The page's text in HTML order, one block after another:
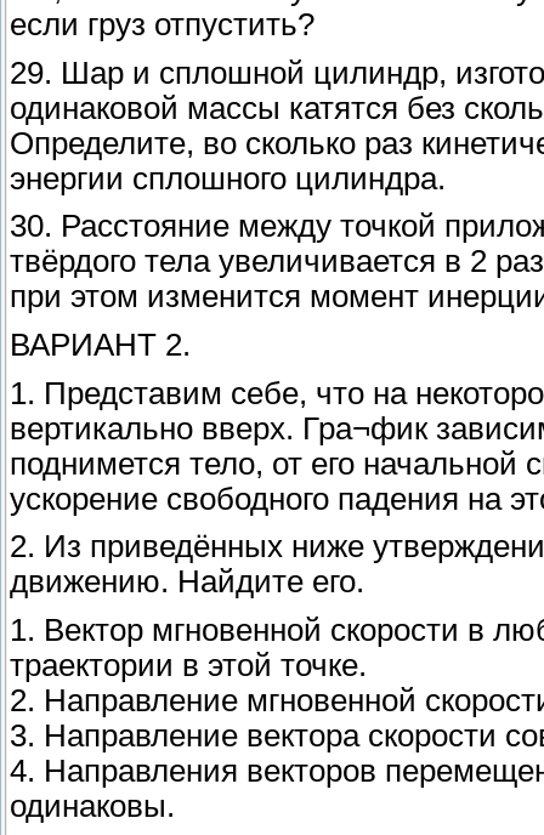
если груз отпустить?
29. Шар и сплошной цилиндр,
одинаковой массы катятся без
Определите, во сколько раз
энергии сплошного цилиндра.
30. Расстояние между точкой
твёрдого тела увеличивается в 2
при этом изменится момент
ВАРИАНТ 2.
1. Представим себе, что на
вертикально вверх. Гра¬фик
поднимется тело, от его начальной
ускорение свободного падения на
2. Из приведённых ниже
движению. Найдите его.
1. Вектор мгновенной скорости в
траектории в этой точке.
2. Направление мгновенной
3. Направление вектора скорости
4. Направления векторов
одинаковы.